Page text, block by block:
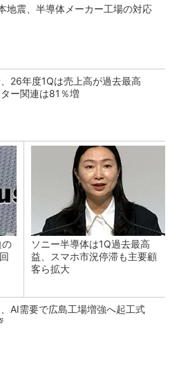
地震、半導体メーカー工場の対応
26年度1Qは売上高が過去最高
ー関連は81％増
の
ソニー半導体は1Q過去最高
益、スマホ市況停滞も主要顧
客ら拡大
AI需要で広島工場増強へ起工式